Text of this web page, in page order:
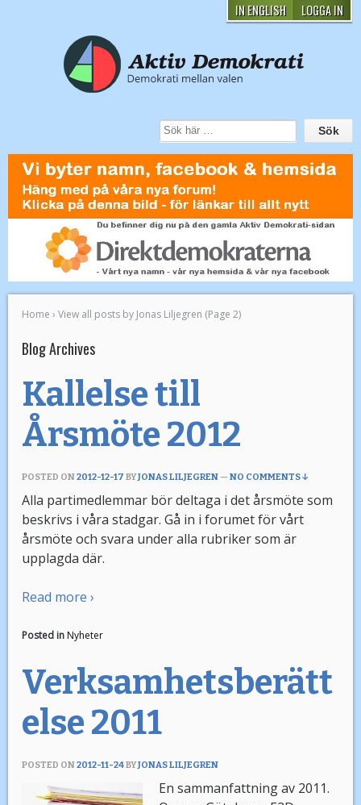
IN ENGLISH LOGGA IN
Home › View all posts by Jonas Liljegren (Page 2)
Blog Archives
Kallelse till
Årsmöte 2012
POSTED ON2012-12-17 BYJONAS LILJEGREN — NO COMMENTS ↓
Alla partimedlemmar bör deltaga i det årsmöte som
beskrivs i våra stadgar. Gå in i forumet för vårt
årsmöte och svara under alla rubriker som är
upplagda där.
Read more ›
Posted in Nyheter
Verksamhetsberätt
else 2011
POSTED ON2012-11-24BYJONAS LILJEGREN
En sammanfattning av 2011.